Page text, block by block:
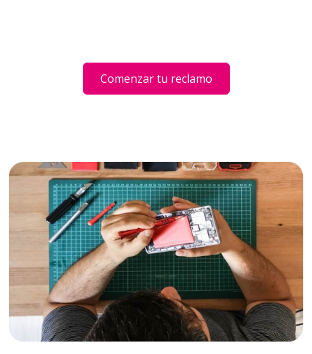
Comenzar tu reclamo